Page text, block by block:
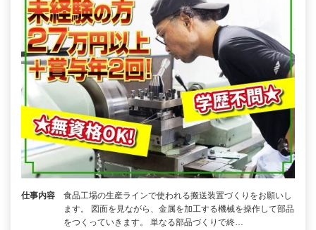
仕事内容
食品工場の生産ラインで使われる搬送装置づくりをお願いし
ます。 図面を見ながら、金属を加工する機械を操作して部品
をつくっていきます。 単なる部品づくりで終…